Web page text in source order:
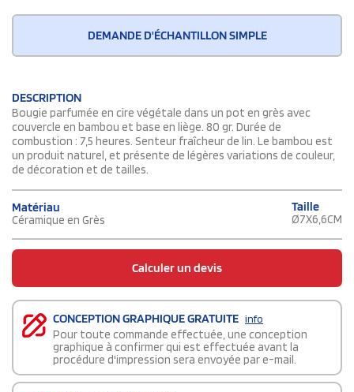
DEMANDE D'ÉCHANTILLON SIMPLE
DESCRIPTION
Bougie parfumée en cire végétale dans un pot en grès avec
couvercle en bambou et base en liège. 80 gr. Durée de
combustion : 7,5 heures. Senteur fraîcheur de lin. Le bambou est
un produit naturel, et présente de légères variations de couleur,
de décoration et de tailles.
Matériau
Céramique en Grès
Taille
Ø7X6,6CM
Calculer un devis
CONCEPTION GRAPHIQUE GRATUITE info
Pour toute commande effectuée, une conception
graphique à confirmer qui est effectuée avant la
procédure d'impression sera envoyée par e-mail.